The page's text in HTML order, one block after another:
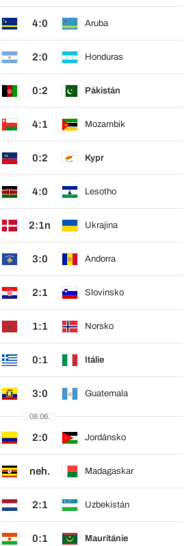
4:0 Aruba
2:0 Honduras
0:2 Pákistán
4:1 Mozambik
0:2 Kypr
4:0 Lesotho
2:1n Ukrajina
3:0 Andorra
2:1 Slovinsko
1:1 Norsko
0:1 Itálie
3:0 Guatemala
08.06.
2:0 Jordánsko
neh. Madagaskar
2:1 Uzbekistán
0:1 Mauritánie